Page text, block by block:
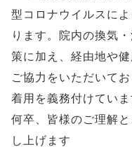
型コロナウイルスに
ります。院内の換気
策に加え、経由地や
ご協力をいただいて
着用を義務付けていま
何卒、皆様のご理解
し上げます